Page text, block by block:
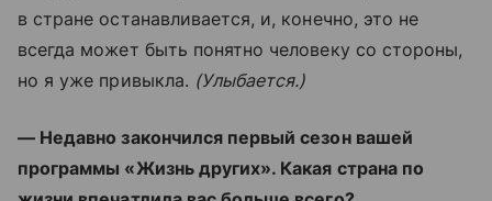
в стране останавливается, и, конечно, это не
всегда может быть понятно человеку со стороны,
но я уже привыкла. (Улыбается.)
— Недавно закончился первый сезон вашей
программы «Жизнь других». Какая страна по